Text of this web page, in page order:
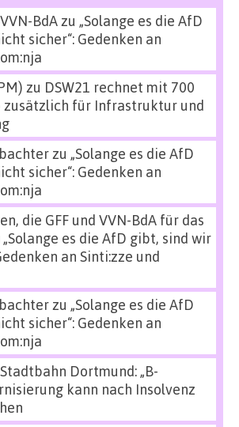
BdAzu „Solange es die AfD
sicher“: Gedenken an
zu DSW21 rechnet mit 700
zusätzlich für Infrastruktur und
zu „Solange es die AfD
sicher“: Gedenken an
die GFF und VVN-BdA für das
„Solange es die AfD gibt, sind wir
an Sinti:zze und
zu „Solange es die AfD
sicher“: Gedenken an
Stadtbahn Dortmund: „B-
kann nach Insolvenz